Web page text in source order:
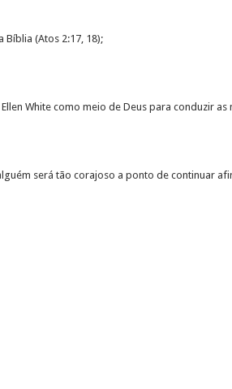
(Atos 2:17, 18);
White como meio de Deus para conduzir as
será tão corajoso a ponto de continuar